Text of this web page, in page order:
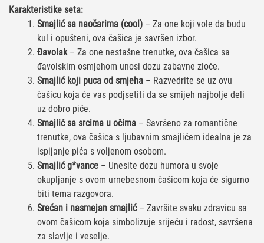
Karakteristike seta:
Smajlić sa naočarima (cool) – Za one koji vole da budu
kul i opušteni, ova čašica je savršen izbor.
Đavolak– Za one nestašne trenutke, ova čašica sa
đavolskim osmjehom unosi dozu zabavne zloće.
Smajlić koji puca od smjeha – Razvedrite se uz ovu
čašicu koja će vas podjsetiti da se smijeh najbolje deli
uz dobro piće.
Smajlić sa srcima u očima – Savršeno za romantične
trenutke, ova čašica s ljubavnim smajlićem idealna je za
ispijanje pića s voljenom osobom.
Smajlić g*vance – Unesite dozu humora u svoje
okupljanje s ovom urnebesnom čašicom koja će sigurno
biti tema razgovora.
Srećan i nasmejan smajlić– Završite svaku zdravicu sa
ovom čašicom koja simbolizuje srijeću i radost, savršena
za slavlje i veselje.